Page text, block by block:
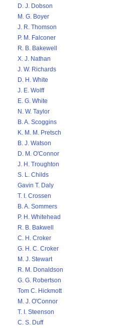
D. J. Dobson
M. G. Boyer
J. R. Thomson
P. M. Falconer
R. B. Bakewell
X. J. Nathan
J. W. Richards
D. H. White
J. E. Wolff
E. G. White
N. W. Taylor
B. A. Scoggins
K. M. M. Pretsch
B. J. Watson
D. M. O'Connor
J. H. Troughton
S. L. Childs
Gavin T. Daly
T. I. Crossen
B. A. Sommers
P. H. Whitehead
R. B. Bakwell
C. H. Croker
G. H. C. Croker
M. J. Stewart
R. M. Donaldson
G. G. Robertson
Tom C. Hickmott
M. J. O'Connor
T. I. Steenson
C. S. Duff